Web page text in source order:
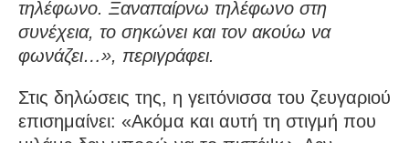
τηλέφωνο. Ξαναπαίρνω τηλέφωνο στη
συνέχεια, το σηκώνει και τον ακούω να
φωνάζει…», περιγράφει.
Στις δηλώσεις της, η γειτόνισσα του ζευγαριού
επισημαίνει: «Ακόμα και αυτή τη στιγμή που